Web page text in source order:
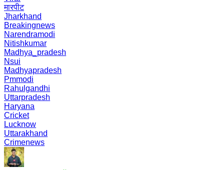
मारपीट
Jharkhand
Breakingnews
Narendramodi
Nitishkumar
Madhya_pradesh
Nsui
Madhyapradesh
Pmmodi
Rahulgandhi
Uttarpradesh
Haryana
Cricket
Lucknow
Uttarakhand
Crimenews